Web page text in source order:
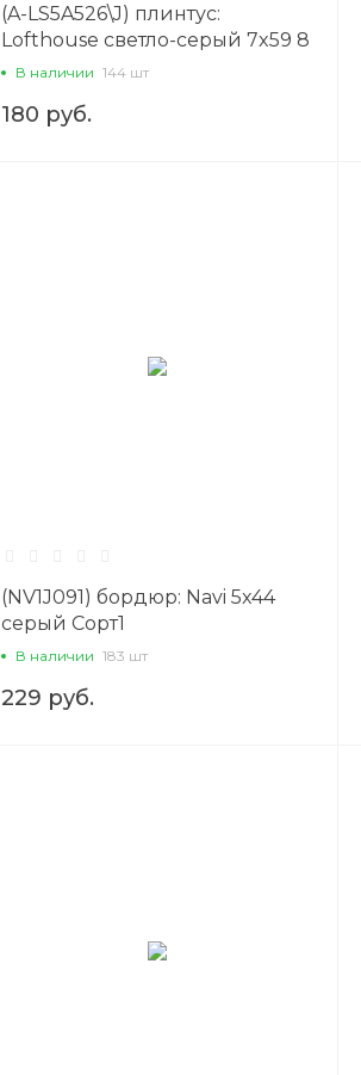
(A-LS5A526\J) плинтус:
Lofthouse светло-серый 7x59 8
Сорт1
В наличии 144 шт
180 руб.
(NV1J091) бордюр: Navi 5x44
серый Сорт1
В наличии 183 шт
229 руб.